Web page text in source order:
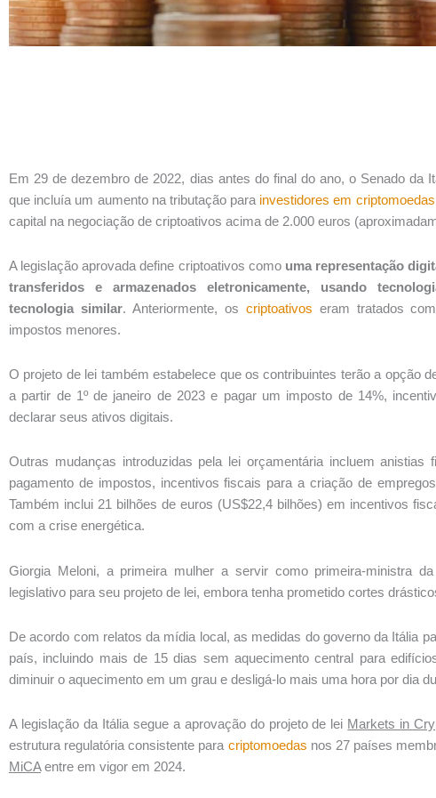
Em 29 de dezembro de 2022, dias antes do final do ano, o Senado da
que incluía um aumento na tributação para investidores em criptomoedas
capital na negociação de criptoativos acima de 2.000 euros
A legislação aprovada define criptoativos como uma representação
transferidos e armazenados eletronicamente, usando
tecnologia similar. Anteriormente, os criptoativos eram tratados
impostos menores.
O projeto de lei também estabelece que os contribuintes terão a opção
a partir de 1º de janeiro de 2023 e pagar um imposto de 14%,
declarar seus ativos digitais.
Outras mudanças introduzidas pela lei orçamentária incluem
pagamento de impostos, incentivos fiscais para a criação de
Também inclui 21 bilhões de euros (US$22,4 bilhões) em incentivos
com a crise energética.
Giorgia Meloni, a primeira mulher a servir como primeira-ministra
legislativo para seu projeto de lei, embora tenha prometido cortes
De acordo com relatos da mídia local, as medidas do governo da Itália
país, incluindo mais de 15 dias sem aquecimento central para
diminuir o aquecimento em um grau e desligá-lo mais uma hora por dia
A legislação da Itália segue a aprovação do projeto de lei Markets in
estrutura regulatória consistente para criptomoedas nos 27 países
MiCAentre em vigor em 2024.